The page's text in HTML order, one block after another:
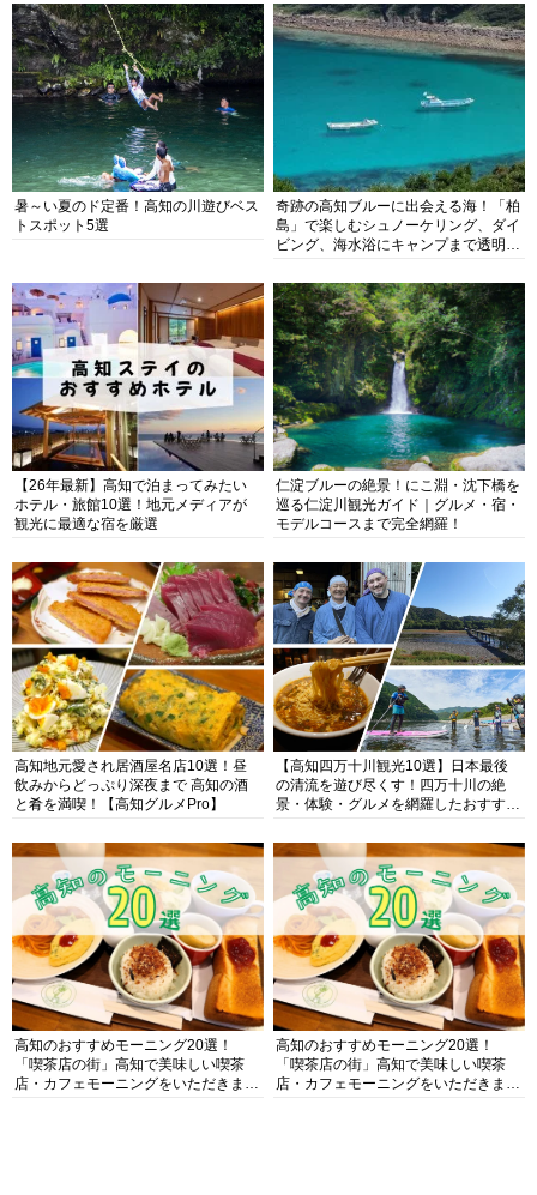
暑～い夏のド定番！高知の川遊びベス
トスポット5選
奇跡の高知ブルーに出会える海！「柏
島」で楽しむシュノーケリング、ダイ
ビング、海水浴にキャンプまで透明度
【26年最新】高知で泊まってみたい
ホテル・旅館10選！地元メディアが
観光に最適な宿を厳選
仁淀ブルーの絶景！にこ淵・沈下橋を
巡る仁淀川観光ガイド｜グルメ・宿・
モデルコースまで完全網羅！
高知地元愛され居酒屋名店10選！昼
飲みからどっぷり深夜まで 高知の酒
と肴を満喫！【高知グルメPro】
【高知四万十川観光10選】日本最後
の清流を遊び尽くす！四万十川の絶
景・体験・グルメを網羅したおすすめ
高知のおすすめモーニング20選！
「喫茶店の街」高知で美味しい喫茶
店・カフェモーニングをいただきま
高知のおすすめモーニング20選！
「喫茶店の街」高知で美味しい喫茶
店・カフェモーニングをいただきま